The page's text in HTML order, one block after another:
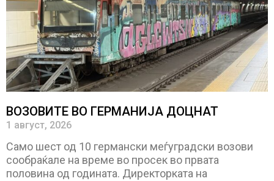
ВОЗОВИТЕ ВО ГЕРМАНИЈА ДОЦНАТ
1 август, 2026
Само шест од 10 германски меѓуградски возови
сообраќале на време во просек во првата
половина од годината. Директорката на